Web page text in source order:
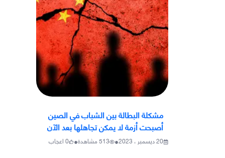
مشكلة البطالة بين الشباب في الصين
أصبحت أزمة لا يمكن تجاهلها بعد الآن
20 ديسمبر ، 2023 •
513مشاهدة•
0اعجاب